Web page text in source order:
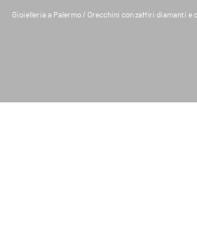
Gioielleria a Palermo / Orecchini con zaffiri diamanti e